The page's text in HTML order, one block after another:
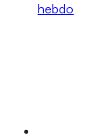
hebdo